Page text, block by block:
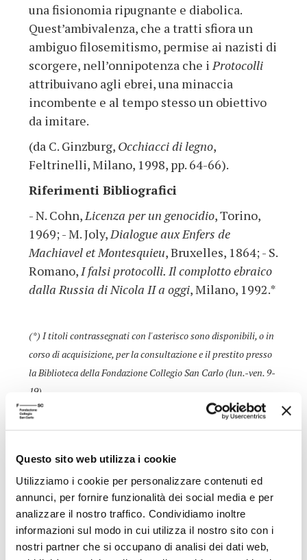
Questo sito web utilizza i cookie
Utilizziamo i cookie per personalizzare contenuti ed
annunci, per fornire funzionalità dei social media e per
analizzare il nostro traffico. Condividiamo inoltre
informazioni sul modo in cui utilizza il nostro sito con i
nostri partner che si occupano di analisi dei dati web,
una fisionomia ripugnante e diabolica.
Quest’ambivalenza, che a tratti sfiora un
ambiguo filosemitismo, permise ai nazisti di
scorgere, nell’onnipotenza che iProtocolli
attribuivano agli ebrei, una minaccia
incombente e al tempo stesso un obiettivo
da imitare.
(da C. Ginzburg, Occhiacci di legno,
Feltrinelli, Milano, 1998, pp. 64-66).
Riferimenti Bibliografici
- N. Cohn,Licenza per un genocidio, Torino,
1969; - M. Joly,Dialogue aux Enfers de
Machiavel et Montesquieu, Bruxelles, 1864; - S.
Romano,I falsi protocolli. Il complotto ebraico
dalla Russia di Nicola II a oggi, Milano, 1992.*
(*) I titoli contrassegnati con l'asterisco sono disponibili, o in
corso di acquisizione, per la consultazione e il prestito presso
la Biblioteca della Fondazione Collegio San Carlo (lun.-ven. 9-
19)
Presso la sede della Biblioteca, dopo una settimana dalla data
della conferenza, è possibile ascoltarne la registrazione.
ALTRE CONFERENZE DEL CICLO
30/05/2005